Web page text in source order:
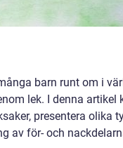
barn runt om i
lek. I denna artikel
presentera olika
av för- och